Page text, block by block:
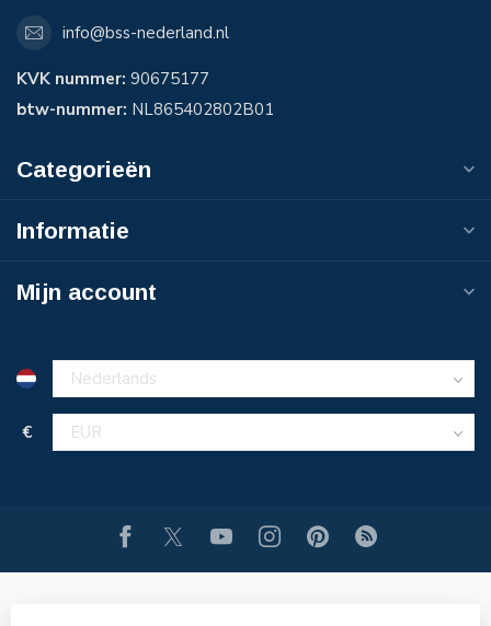
info@bss-nederland.nl
KVK nummer: 90675177
btw-nummer: NL865402802B01
Categorieën
Informatie
Mijn account
€